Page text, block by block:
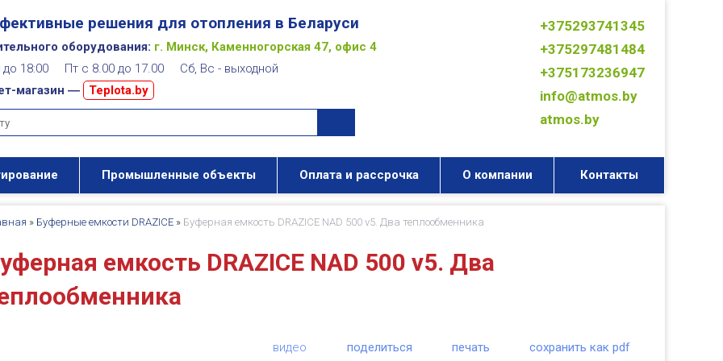
решения для отопления в Беларуси
оборудования: г. Минск, Каменногорская 47, офис 4
до 18:00 Пт с 8.00 до 17.00 Сб, Вс - выходной
магазин ―
Teplota.by
+375293741345
+375297481484
+375173236947
info@atmos.by
atmos.by
Промышленные объекты Оплата и рассрочка О компании Контакты
» Буферные емкости DRAZICE » Буферная емкость DRAZICE NAD 500 v5. Два теплообменника
емкость DRAZICE NAD 500 v5. Два
видео поделиться печать сохранить как pdf